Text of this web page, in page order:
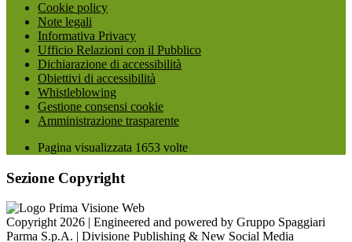
Cookie policy
Note legali
Informativa Privacy
Ufficio Relazioni con il Pubblico
Dichiarazione di accessibilità
Obiettivi di accessibilità
Whistleblowing
Gestione consensi cookie
Amministrazione trasparente
Pagina visualizzata 1653 volte
Sezione Copyright
Copyright 2026 | Engineered and powered by Gruppo Spaggiari
Parma S.p.A. | Divisione Publishing & New Social Media